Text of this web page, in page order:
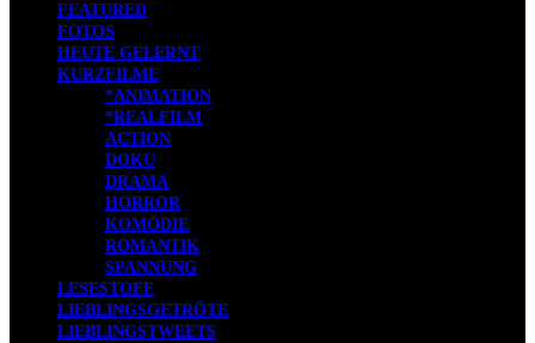
FEATURED
FOTOS
HEUTE GELERNT
KURZFILME
*ANIMATION
*REALFILM
ACTION
DOKU
DRAMA
HORROR
KOMÖDIE
ROMANTIK
SPANNUNG
LESESTOFF
LIEBLINGSGETRÖTE
LIEBLINGSTWEETS